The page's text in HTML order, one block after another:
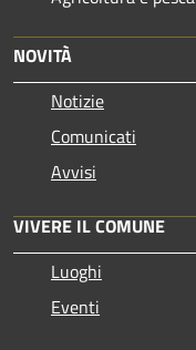
NOVITÀ
Notizie
Comunicati
Avvisi
VIVERE IL COMUNE
Luoghi
Eventi